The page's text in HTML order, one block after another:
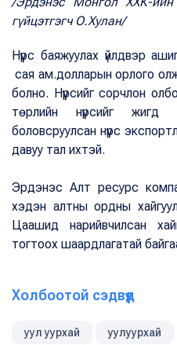
гүйцэтгэгч О.Хулан/
Нүүрс баяжуулах үйлдвэр
сая ам.долларын орлого
болно. Нүүрсийг сорчлон
төрлийн нүүрсийг
боловсруулсан нүүрс
давуу тал ихтэй.
Эрдэнэс Алт ресурс
хэдэн алтны ордны
Цаашид нарийвчилсан
тогтоох шаардлагатай
Холбоотой сэдвүүд
уул уурхай уулуурхай